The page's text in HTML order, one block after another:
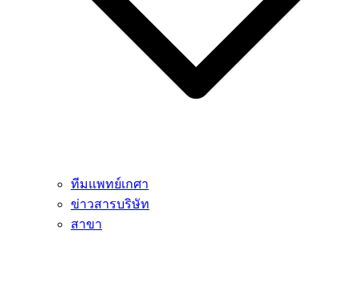
ทีมแพทย์เกศา
ข่าวสารบริษัท
สาขา